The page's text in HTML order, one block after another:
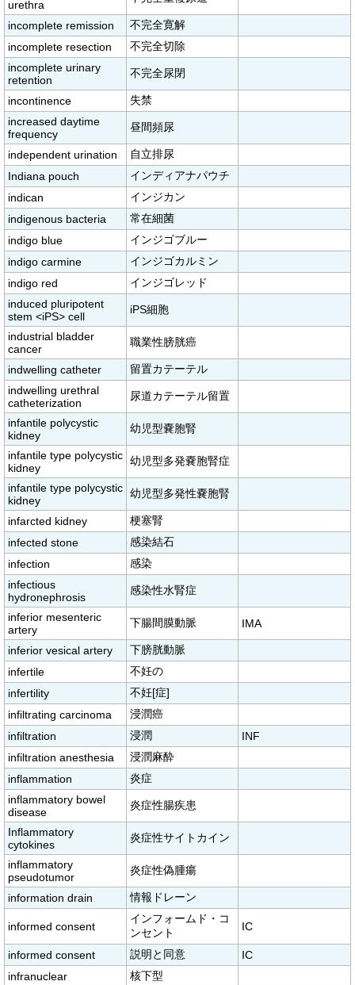
urethra
incomplete remission
不完全寛解
incomplete resection
不完全切除
incomplete urinary
retention
不完全尿閉
incontinence
失禁
increased daytime
frequency
昼間頻尿
independent urination
自立排尿
Indiana pouch
インディアナパウチ
indican
インジカン
indigenous bacteria
常在細菌
indigo blue
インジゴブルー
indigo carmine
インジゴカルミン
indigo red
インジゴレッド
induced pluripotent
stem <iPS> cell
iPS細胞
industrial bladder
cancer
職業性膀胱癌
indwelling catheter
留置カテーテル
indwelling urethral
catheterization
尿道カテーテル留置
infantile polycystic
kidney
幼児型嚢胞腎
infantile type polycystic
kidney
幼児型多発嚢胞腎症
infantile type polycystic
kidney
幼児型多発性嚢胞腎
infarcted kidney
梗塞腎
infected stone
感染結石
infection
感染
infectious
hydronephrosis
感染性水腎症
inferior mesenteric
artery
下腸間膜動脈 IMA
inferior vesical artery
下膀胱動脈
infertile
不妊の
infertility
不妊[症]
infiltrating carcinoma
浸潤癌
infiltration
浸潤
INF
infiltration anesthesia
浸潤麻酔
inflammation
炎症
inflammatory bowel
disease
炎症性腸疾患
Inflammatory
cytokines
炎症性サイトカイン
inflammatory
pseudotumor
炎症性偽腫瘍
information drain 情報ドレーン
informed consent
インフォームド・コ
ンセント
IC
informed consent 説明と同意
IC
infranuclear
核下型